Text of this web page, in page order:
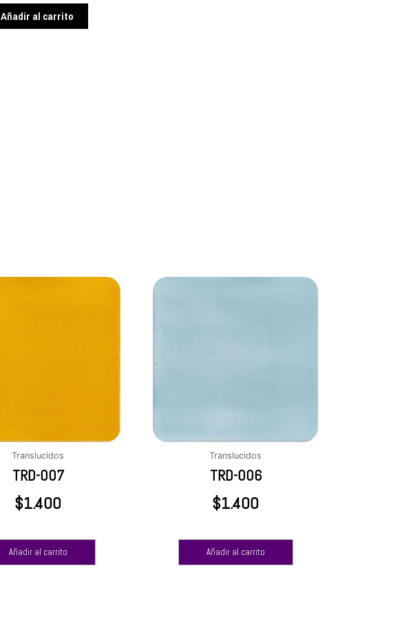
Añadir al carrito
Translucidos
TRD-007
$1.400
Añadir al carrito
Translucidos
TRD-006
$1.400
Añadir al carrito